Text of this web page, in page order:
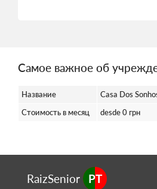
Самое важное об
Название
Casa Dos
Стоимость в месяц
desde 0 грн
RaizSenior PT